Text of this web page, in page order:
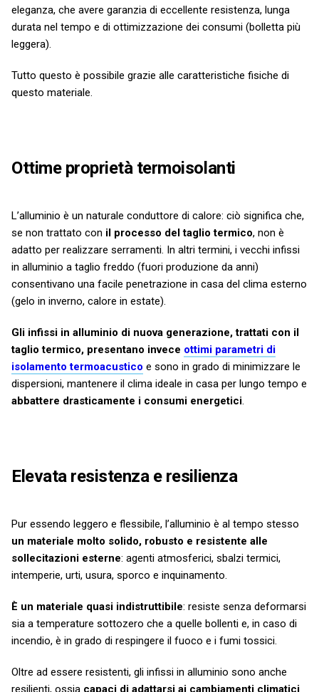
eleganza, che avere garanzia di eccellente resistenza, lunga
durata nel tempo e di ottimizzazione dei consumi (bolletta più
leggera).
Tutto questo è possibile grazie alle caratteristiche fisiche di
questo materiale.
Ottime proprietà termoisolanti
L’alluminio è un naturale conduttore di calore: ciò significa che,
se non trattato con il processo del taglio termico, non è
adatto per realizzare serramenti. In altri termini, i vecchi infissi
in alluminio a taglio freddo (fuori produzione da anni)
consentivano una facile penetrazione in casa del clima esterno
(gelo in inverno, calore in estate).
Gli infissi in alluminio di nuova generazione, trattati con il
taglio termico, presentano invece ottimi parametri di
isolamento termoacustico e sono in grado di minimizzare le
dispersioni, mantenere il clima ideale in casa per lungo tempo e
abbattere drasticamente i consumi energetici.
Elevata resistenza e resilienza
Pur essendo leggero e flessibile, l’alluminio è al tempo stesso
un materiale molto solido, robusto e resistente alle
sollecitazioni esterne: agenti atmosferici, sbalzi termici,
intemperie, urti, usura, sporco e inquinamento.
È un materiale quasi indistruttibile: resiste senza deformarsi
sia a temperature sottozero che a quelle bollenti e, in caso di
incendio, è in grado di respingere il fuoco e i fumi tossici.
Oltre ad essere resistenti, gli infissi in alluminio sono anche
resilienti, ossia capaci di adattarsi ai cambiamenti climatici